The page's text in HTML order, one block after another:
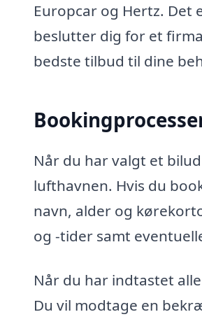
Europcar og Hertz.
beslutter dig for et
bedste tilbud til dine
Når du har valgt et
lufthavnen. Hvis du
navn, alder og
og -tider samt
Når du har indtastet
Du vil modtage en